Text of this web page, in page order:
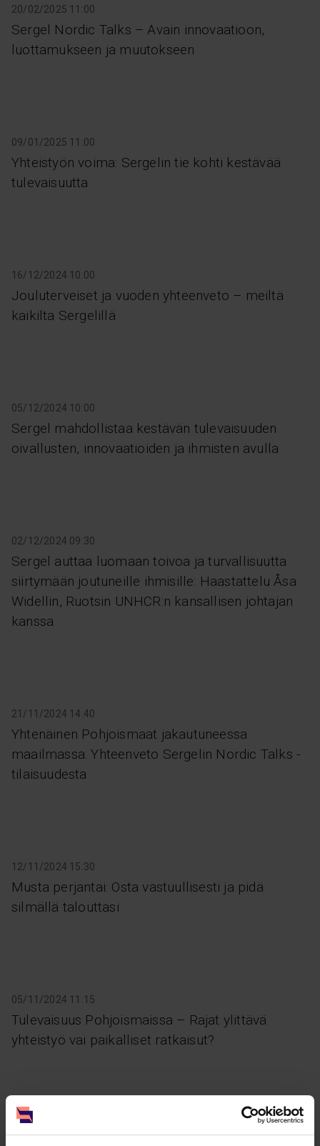
20/02/2025 11:00
Sergel Nordic Talks – Avain innovaatioon,
luottamukseen ja muutokseen
09/01/2025 11:00
Yhteistyön voima: Sergelin tie kohti kestävää
tulevaisuutta
16/12/2024 10:00
Jouluterveiset ja vuoden yhteenveto – meiltä
kaikilta Sergelillä
05/12/2024 10:00
Sergel mahdollistaa kestävän tulevaisuuden
oivallusten, innovaatioiden ja ihmisten avulla
02/12/2024 09:30
Sergel auttaa luomaan toivoa ja turvallisuutta
siirtymään joutuneille ihmisille: Haastattelu Åsa
Widellin, Ruotsin UNHCR:n kansallisen johtajan
kanssa
21/11/2024 14:40
Yhtenäinen Pohjoismaat jakautuneessa
maailmassa: Yhteenveto Sergelin Nordic Talks -
tilaisuudesta
12/11/2024 15:30
Musta perjantai: Osta vastuullisesti ja pidä
silmällä talouttasi
05/11/2024 11:15
Tulevaisuus Pohjoismaissa – Rajat ylittävä
yhteistyö vai paikalliset ratkaisut?
24/10/2024 09:00